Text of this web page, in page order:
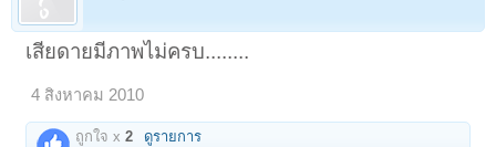
เสียดายมีภาพไม่ครบ........
4 สิงหาคม 2010
ถูกใจ x2 ดูรายการ